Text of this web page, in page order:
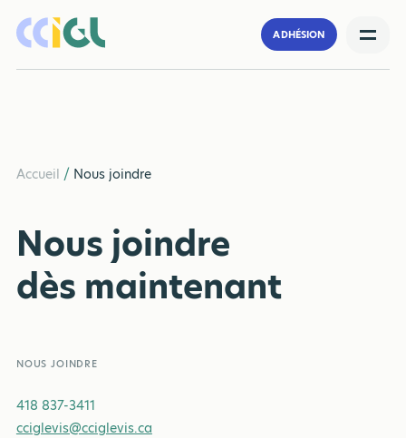
ADHÉSION
Accueil / Nous joindre
Nous joindre
dès maintenant
NOUS JOINDRE
418 837-3411
cciglevis@cciglevis.ca